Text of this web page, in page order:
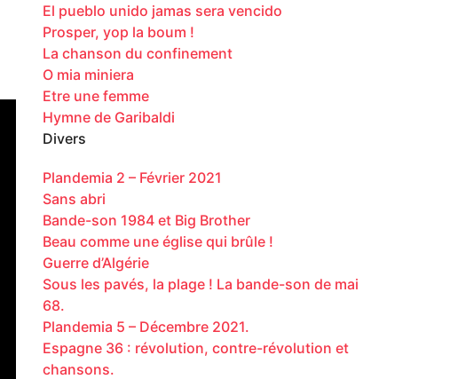
El pueblo unido jamas sera vencido
Prosper, yop la boum !
La chanson du confinement
O mia miniera
Etre une femme
Hymne de Garibaldi
Divers
Plandemia 2 – Février 2021
Sans abri
Bande-son 1984 et Big Brother
Beau comme une église qui brûle !
Guerre d’Algérie
Sous les pavés, la plage ! La bande-son de mai
68.
Plandemia 5 – Décembre 2021.
Espagne 36 : révolution, contre-révolution et
chansons.